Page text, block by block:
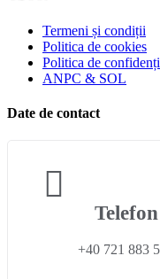
Termeni și condiții
Politica de cookies
Politica de
ANPC & SOL
Date de contact
Telefon
+40 721 883